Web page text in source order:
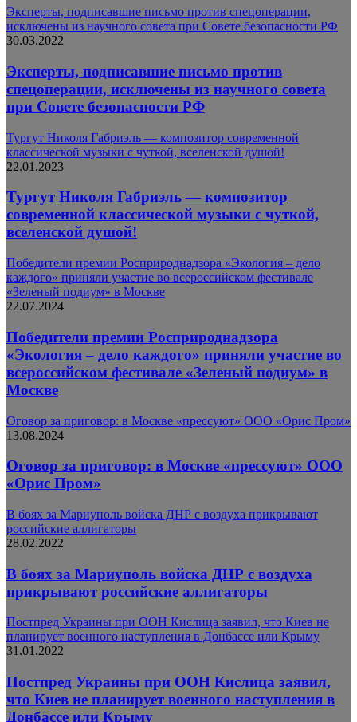
Эксперты, подписавшие письмо против спецоперации,
исключены из научного совета при Совете безопасности РФ
30.03.2022
Эксперты, подписавшие письмо против
спецоперации, исключены из научного совета
при Совете безопасности РФ
Тургут Николя Габриэль — композитор современной
классической музыки с чуткой, вселенской душой!
22.01.2023
Тургут Николя Габриэль — композитор
современной классической музыки с чуткой,
вселенской душой!
Победители премии Росприроднадзора «Экология – дело
каждого» приняли участие во всероссийском фестивале
«Зеленый подиум» в Москве
22.07.2024
Победители премии Росприроднадзора
«Экология – дело каждого» приняли участие во
всероссийском фестивале «Зеленый подиум» в
Москве
Оговор за приговор: в Москве «прессуют» ООО «Орис Пром»
13.08.2024
Оговор за приговор: в Москве «прессуют» ООО
«Орис Пром»
В боях за Мариуполь войска ДНР с воздуха прикрывают
российские аллигаторы
28.02.2022
В боях за Мариуполь войска ДНР с воздуха
прикрывают российские аллигаторы
Постпред Украины при ООН Кислица заявил, что Киев не
планирует военного наступления в Донбассе или Крыму
31.01.2022
Постпред Украины при ООН Кислица заявил,
что Киев не планирует военного наступления в
Донбассе или Крыму